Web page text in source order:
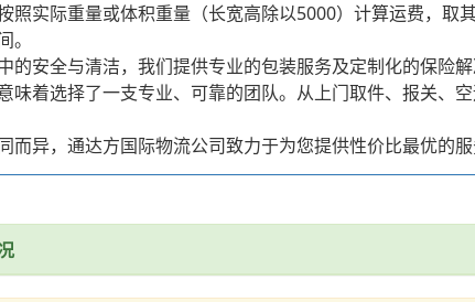
照实际重量或体积重量（长宽高除以5000）计算运费，
的安全与清洁，我们提供专业的包装服务及定制化的保险
味着选择了一支专业、可靠的团队。从上门取件、报关
而异，通达方国际物流公司致力于为您提供性价比最优的